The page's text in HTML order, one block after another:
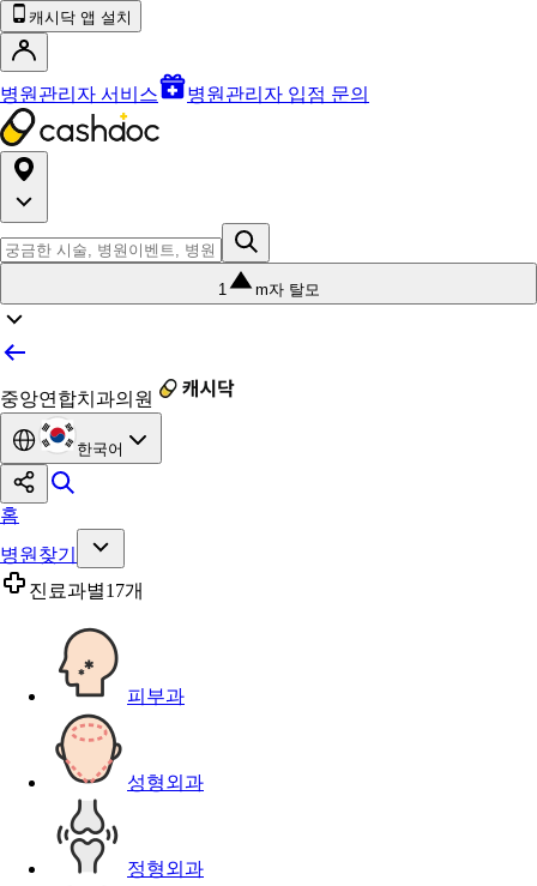
캐시닥 앱 설치
병원관리자 서비스 병원관리자 입점 문의
1 m자 탈모
중앙연합치과의원
한국어
홈
병원찾기
진료과별17개
피부과
성형외과
정형외과